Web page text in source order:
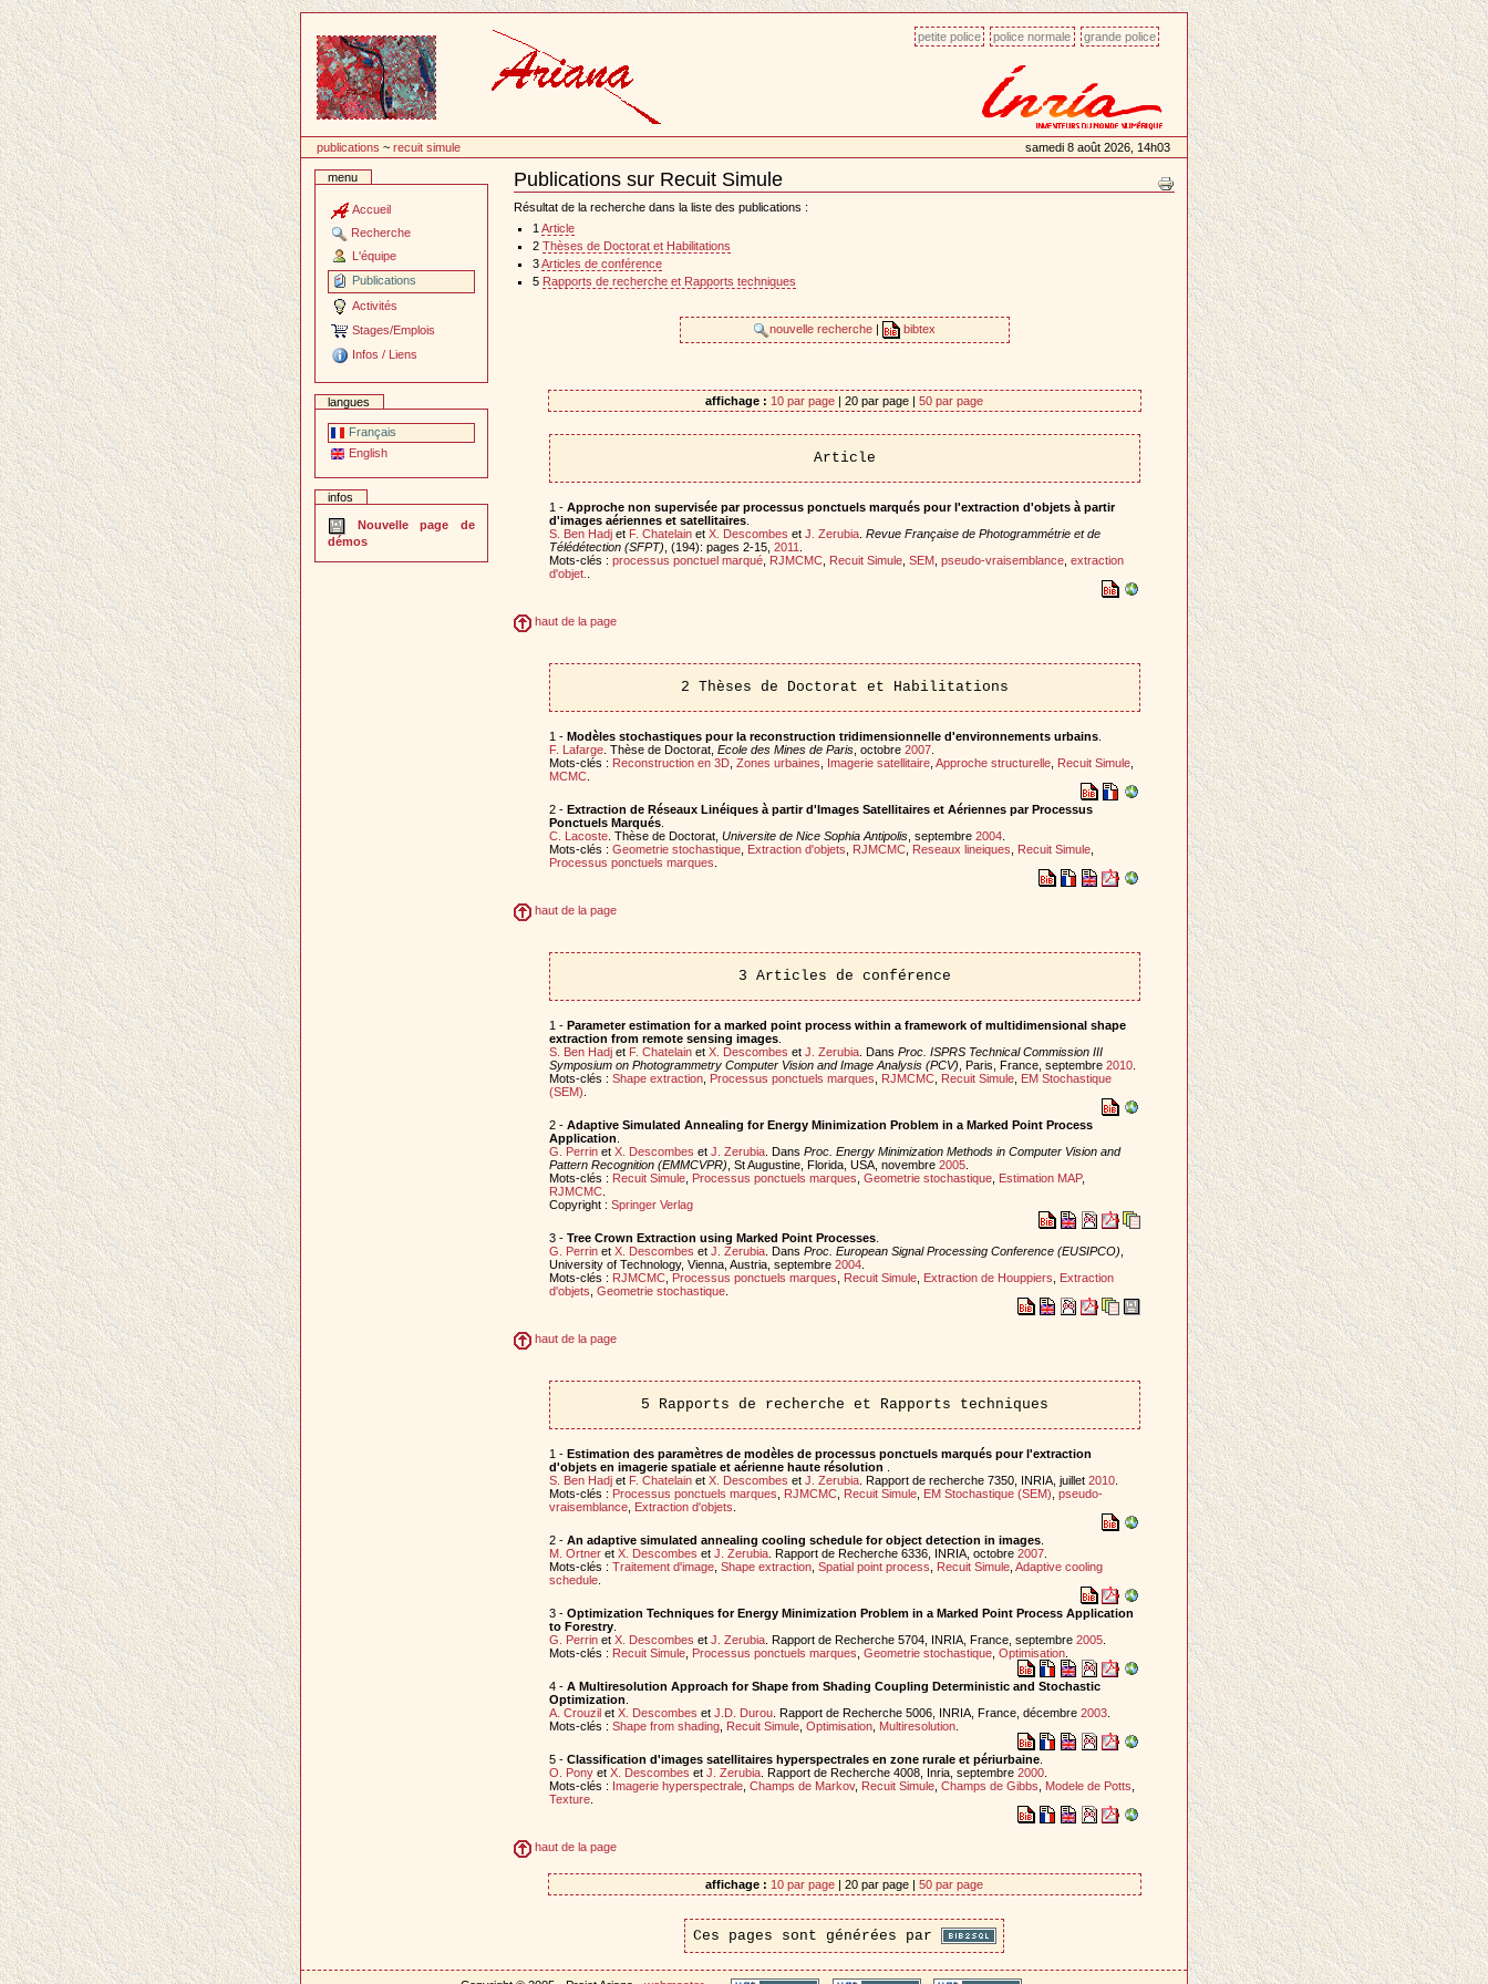
contenu
petite police police normale grande police
publications ~recuit simule samedi 8 août 2026, 14h03
menu
Accueil
Recherche
L'équipe
Publications
Activités
Stages/Emplois
Infos / Liens
langues
Français
English
infos
Nouvelle page de
démos
Publications sur Recuit Simule
Document
Actions
Résultat de la recherche dans la liste des publications :
1 Article
2 Thèses de Doctorat et Habilitations
3Articles de conférence
5 Rapports de recherche et Rapports techniques
nouvelle recherche bibtex
affichage : 10 par page | 20 par page | 50 par page
Article
1 - Approche non supervisée par processus ponctuels marqués pour l'extraction d'objets à partir
d'images aériennes et satellitaires.
S. Ben Hadjet F. Chatelainet X. Descombes et J. Zerubia. Revue Française de Photogrammétrie et de
Télédétection (SFPT) , (194): pages 2-15, 2011
Mots-clés : processus ponctuel marqué, RJMCMC, Recuit Simule, SEM, pseudo-vraisemblance, extraction
d'objet.
haut de la page
2 Thèses de Doctorat et Habilitations
1 - Modèles stochastiques pour la reconstruction tridimensionnelle d'environnements urbains.
F. Lafarge. Thèse de Doctorat, Ecole des Mines de Paris, octobre 2007.
Mots-clés : Reconstruction en 3D, Zones urbaines Imagerie satellitaire, Approche structurelle, Recuit Simule,
MCMC.
2 - Extraction de Réseaux Linéiques à partir d'Images Satellitaires et Aériennes par Processus
Ponctuels Marqués.
C. Lacoste. Thèse de Doctorat, Universite de Nice Sophia Antipolis, septembre 2004.
Mots-clés : Geometrie stochastique, Extraction d'objets RJMCMC, Reseaux lineiques Recuit Simule,
Processus ponctuels marques
haut de la page
3 Articles de conférence
1 - Parameter estimation for a marked point process within a framework of multidimensional shape
extraction from remote sensing images.
S. Ben Hadjet F. Chatelainet X. Descombes et J. Zerubia. Dans Proc. ISPRS Technical Commission III
Symposium on Photogrammetry Computer Vision and Image Analysis (PCV) , Paris, France, septembre 2010.
Mots-clés : Shape extraction, Processus ponctuels marques RJMCMC, Recuit Simule, EM Stochastique
(SEM)
2 - Adaptive Simulated Annealing for Energy Minimization Problem in a Marked Point Process
Application
G. Perrinet X. Descombes et J. Zerubia. Dans Proc. Energy Minimization Methods in Computer Vision and
Pattern Recognition (EMMCVPR) , St Augustine, Florida, USA, novembre 2005.
Mots-clés : Recuit Simule, Processus ponctuels marques Geometrie stochastique, Estimation MAP,
RJMCMC.
Copyright : Springer Verlag
3 - Tree Crown Extraction using Marked Point Processes.
G. Perrinet X. Descombes et J. Zerubia. Dans Proc. European Signal Processing Conference (EUSIPCO)
University of Technology, Vienna, Austria, septembre 2004.
Mots-clés : RJMCMC, Processus ponctuels marques Recuit Simule, Extraction de Houppiers
Extraction
d'objets Geometrie stochastique.
haut de la page
5 Rapports de recherche et Rapports techniques
1 - Estimation des paramètres de modèles de processus ponctuels marqués pour l'extraction
d'objets en imagerie spatiale et aérienne haute résolution
S. Ben Hadjet F. Chatelainet X. Descombes et J. Zerubia. Rapport de recherche 7350, INRIA, juillet 2010.
Mots-clés : Processus ponctuels marques RJMCMC, Recuit Simule, EM Stochastique (SEM) pseudo-
vraisemblance, Extraction d'objets
2 - An adaptive simulated annealing cooling schedule for object detection in images.
M. Ortneret X. Descombes et J. Zerubia. Rapport de Recherche 6336, INRIA, octobre 2007.
Mots-clés : Traitement d'image, Shape extraction, Spatial point process Recuit Simule, Adaptive cooling
schedule.
3 - Optimization Techniques for Energy Minimization Problem in a Marked Point Process Application
to Forestry.
G. Perrinet X. Descombes et J. Zerubia. Rapport de Recherche 5704, INRIA, France, septembre 2005.
Mots-clés : Recuit Simule, Processus ponctuels marques Geometrie stochastique, Optimisation.
4 - A Multiresolution Approach for Shape from Shading Coupling Deterministic and Stochastic
Optimization
A. Crouzilet X. Descombes et J.D. Durou. Rapport de Recherche 5006, INRIA, France, décembre 2003.
Mots-clés : Shape from shading, Recuit Simule, Optimisation, Multiresolution.
5 - Classification d'images satellitaires hyperspectrales en zone rurale et périurbaine.
O. Ponyet X. Descombes et J. Zerubia. Rapport de Recherche 4008, Inria, septembre 2000.
Mots-clés : Imagerie hyperspectrale, Champs de Markov, Recuit Simule, Champs de Gibbs Modele de Potts
Texture.
haut de la page
affichage : 10 par page | 20 par page | 50 par page
Ces pages sont générées par